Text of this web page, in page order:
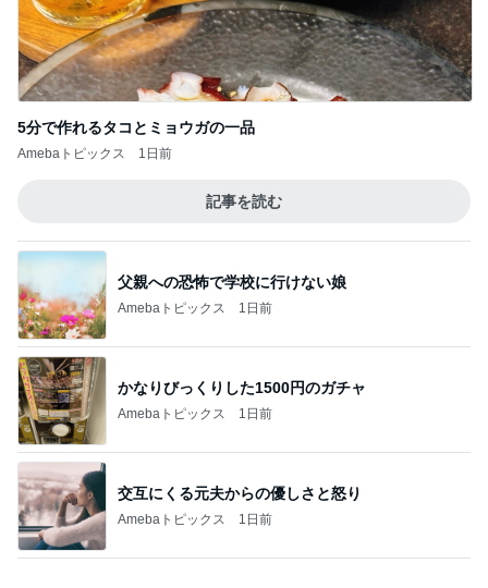
5分で作れるタコとミョウガの一品
Amebaトピックス 1日前
記事を読む
父親への恐怖で学校に行けない娘
Amebaトピックス 1日前
かなりびっくりした1500円のガチャ
Amebaトピックス 1日前
交互にくる元夫からの優しさと怒り
Amebaトピックス 1日前